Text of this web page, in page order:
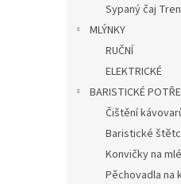
Sypaný čaj
MLÝNKY
RUČNÍ
ELEKTRICKÉ
BARISTICKÉ
Čištění
Baristické
Konvičky na
Pěchovadla na